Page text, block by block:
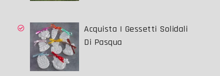
Acquista I Gessetti Solidali
Di Pasqua